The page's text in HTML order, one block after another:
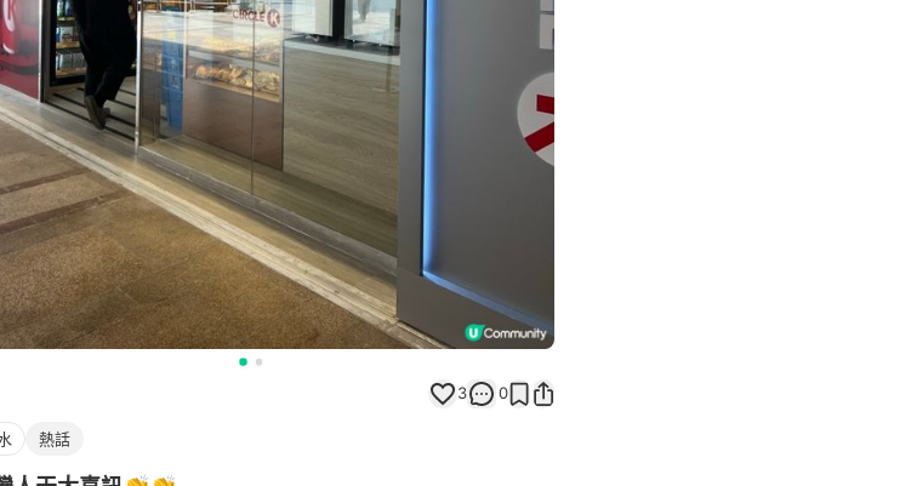
3 0
熱話